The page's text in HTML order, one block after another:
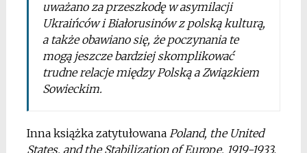
uważano za przeszkodę w asymilacji
Ukraińców i Białorusinów z polską kulturą,
a także obawiano się, że poczynania te
mogą jeszcze bardziej skomplikować
trudne relacje między Polską a Związkiem
Sowieckim.
Inna książka zatytułowana Poland, the United
States, and the Stabilization of Europe, 1919-1933,